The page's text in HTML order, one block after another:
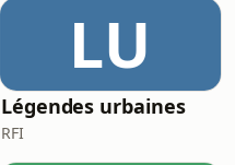
LU
Légendes urbaines
RFI